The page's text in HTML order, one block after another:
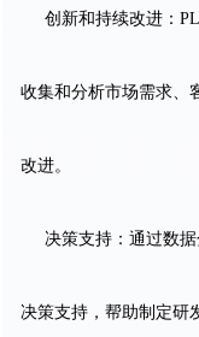
创新和持续改进：
收集和分析市场需求、
改进。
决策支持：通过数
决策支持，帮助制定研